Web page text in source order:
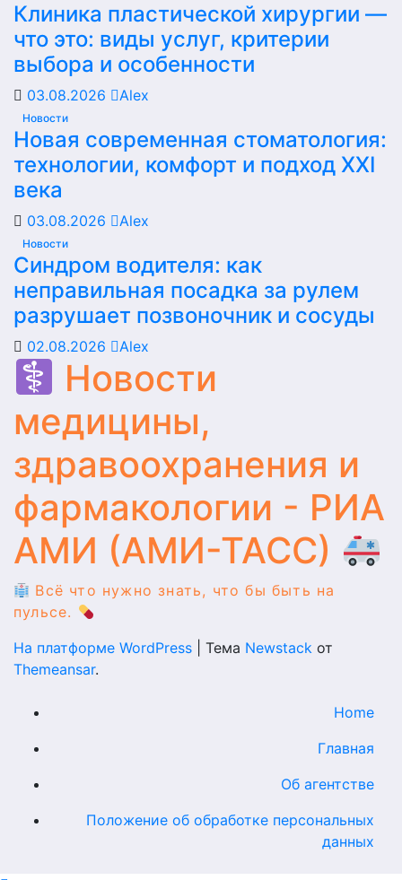
Клиника пластической хирургии —
что это: виды услуг, критерии
выбора и особенности
03.08.2026 Alex
Новости
Новая современная стоматология:
технологии, комфорт и подход XXI
века
03.08.2026 Alex
Новости
Синдром водителя: как
неправильная посадка за рулем
разрушает позвоночник и сосуды
02.08.2026 Alex
Новости
медицины,
здравоохранения и
фармакологии - РИА
АМИ (АМИ-ТАСС)
Всё что нужно знать, что бы быть на
пульсе.
На платформе WordPress
Тема Newstack от
Themeansar.
Home
Главная
Об агентстве
Положение об обработке персональных
данных